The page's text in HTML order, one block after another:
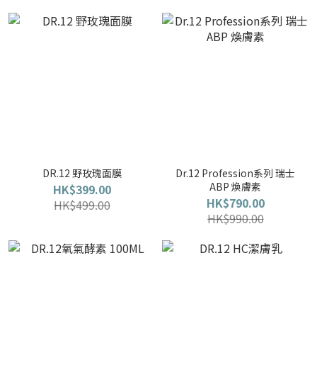
DR.12 野玫瑰面膜
HK$399.00
HK$499.00
Dr.12 Profession系列 瑞士
ABP 煥膚素
HK$790.00
HK$990.00